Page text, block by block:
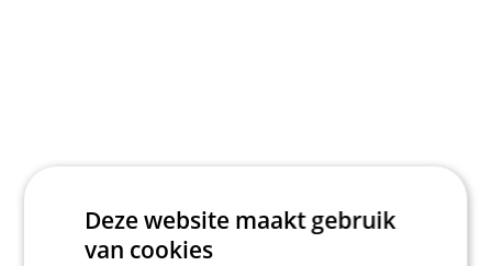
Deze website maakt gebruik
van cookies